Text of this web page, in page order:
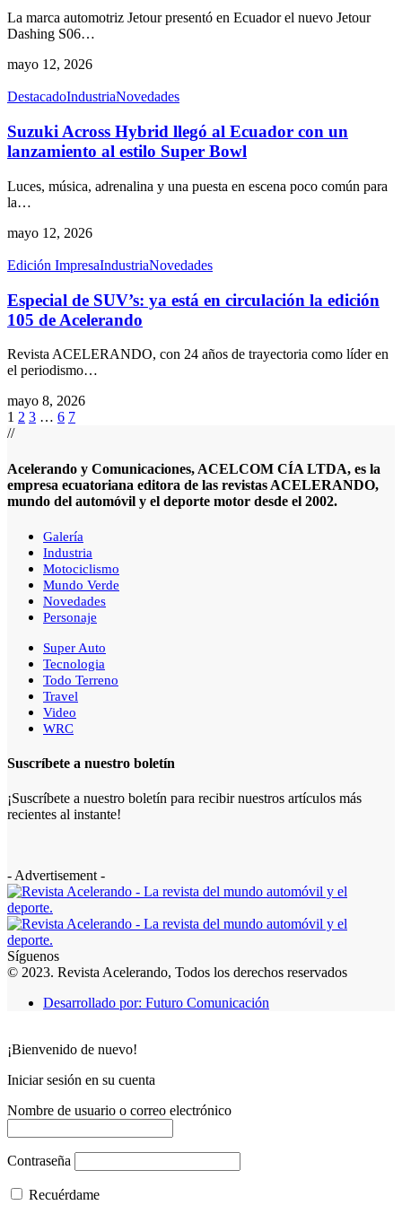
La marca automotriz Jetour presentó en Ecuador el nuevo Jetour
Dashing S06…
mayo 12, 2026
DestacadoIndustriaNovedades
Suzuki Across Hybrid llegó al Ecuador con un
lanzamiento al estilo Super Bowl
Luces, música, adrenalina y una puesta en escena poco común para
la…
mayo 12, 2026
Edición ImpresaIndustriaNovedades
Especial de SUV’s: ya está en circulación la edición
105 de Acelerando
Revista ACELERANDO, con 24 años de trayectoria como líder en
el periodismo…
mayo 8, 2026
1 2 3 … 6 7
//
Acelerando y Comunicaciones, ACELCOM CÍA LTDA, es la
empresa ecuatoriana editora de las revistas ACELERANDO,
mundo del automóvil y el deporte motor desde el 2002.
Galería
Industria
Motociclismo
Mundo Verde
Novedades
Personaje
Super Auto
Tecnologia
Todo Terreno
Travel
Video
WRC
Suscríbete a nuestro boletín
¡Suscríbete a nuestro boletín para recibir nuestros artículos más
recientes al instante!
- Advertisement -
Síguenos
© 2023. Revista Acelerando, Todos los derechos reservados
Desarrollado por: Futuro Comunicación
¡Bienvenido de nuevo!
Iniciar sesión en su cuenta
Nombre de usuario o correo electrónico
Contraseña
Recuérdame